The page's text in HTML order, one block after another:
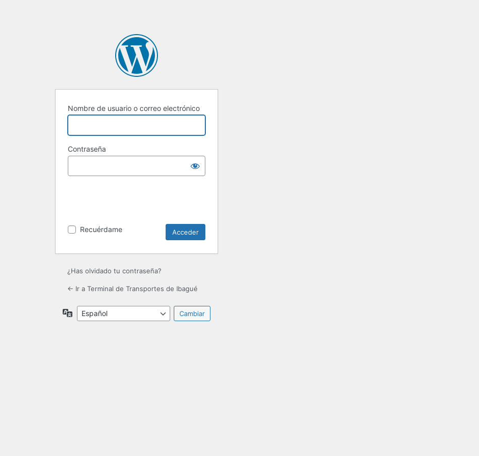
Nombre de usuario o correo electrónico
Contraseña
Recuérdame
¿Has olvidado tu contraseña?
← Ir a Terminal de Transportes de Ibagué
Idioma